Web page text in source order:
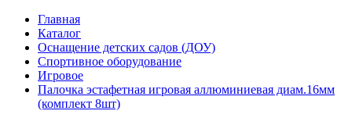
Главная
Каталог
Оснащение детских садов (ДОУ)
Спортивное оборудование
Игровое
Палочка эстафетная игровая аллюминиевая диам.16мм
(комплект 8шт)